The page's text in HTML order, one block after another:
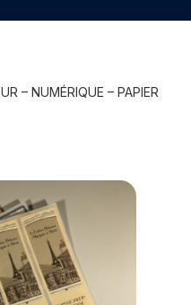
– NUMÉRIQUE – PAPIER